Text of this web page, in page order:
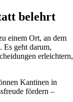
belehrt
einem Ort, an dem
Es geht darum,
erleichtern,
Kantinen in
fördern –